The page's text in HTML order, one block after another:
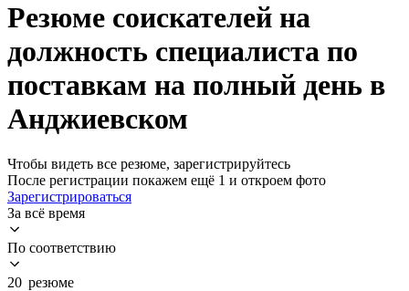
Резюме соискателей на
должность специалиста по
поставкам на полный день в
Анджиевском
Чтобы видеть все резюме, зарегистрируйтесь
После регистрации покажем ещё 1 и откроем фото
Зарегистрироваться
За всё время
По соответствию
20 резюме